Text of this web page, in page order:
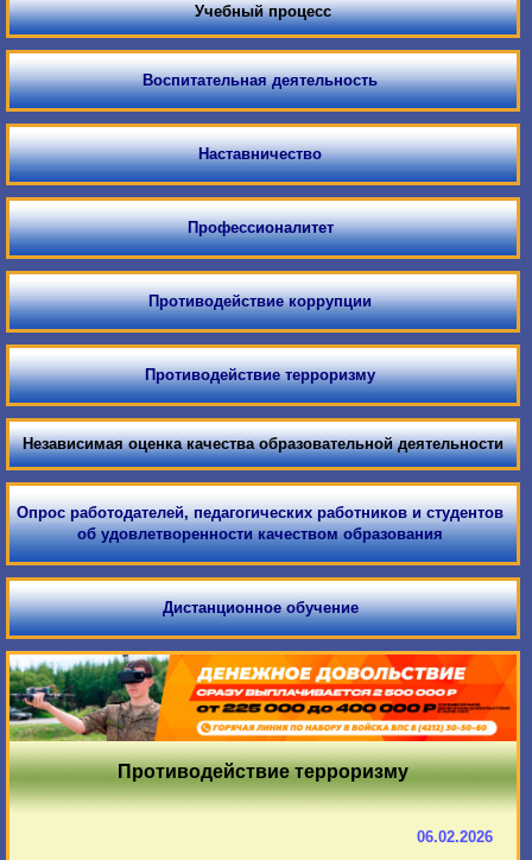
Учебный процесс
Воспитательная деятельность
Наставничество
Профессионалитет
Противодействие коррупции
Противодействие терроризму
Независимая оценка качества образовательной деятельности
Опрос работодателей, педагогических работников и студентов
об удовлетворенности качеством образования
Дистанционное обучение
Противодействие терроризму
06.02.2026